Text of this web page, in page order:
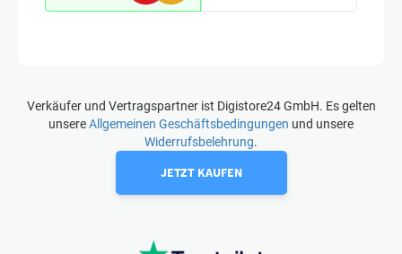
Verkäufer und Vertragspartner ist Digistore24 GmbH. Es gelten
unsereAllgemeinen Geschäftsbedingungen und unsere
Widerrufsbelehrung.
JETZT KAUFEN